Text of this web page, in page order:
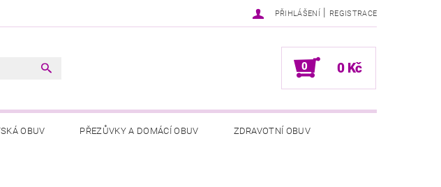
PŘIHLÁŠENÍ | REGISTRACE
0 0 Kč
OBUV PŘEZŮVKY A DOMÁCÍ OBUV ZDRAVOTNÍ OBUV